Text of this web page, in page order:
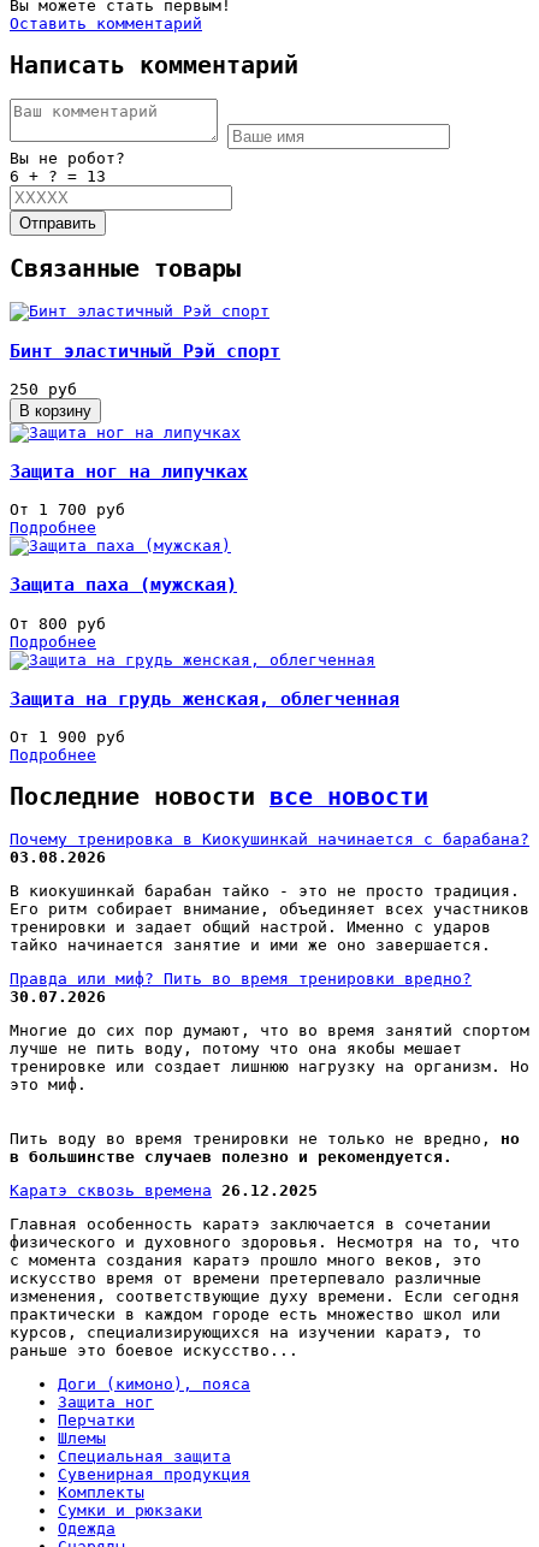
Вы можете стать первым!
Оставить комментарий
Написать комментарий
Вы не робот?
6 + ? = 13
Отправить
Связанные товары
Бинт эластичный Рэй спорт
250 руб
Защита ног на липучках
От 1 700 руб
Подробнее
Защита паха (мужская)
От 800 руб
Подробнее
Защита на грудь женская, облегченная
От 1 900 руб
Подробнее
Последние новости все новости
Почему тренировка в Киокушинкай начинается с барабана?
03.08.2026
В киокушинкай барабан тайко - это не просто традиция.
Его ритм собирает внимание, объединяет всех участников
тренировки и задает общий настрой. Именно с ударов
тайко начинается занятие и ими же оно завершается.
Правда или миф? Пить во время тренировки вредно?
30.07.2026
Многие до сих пор думают, что во время занятий спортом
лучше не пить воду, потому что она якобы мешает
тренировке или создает лишнюю нагрузку на организм. Но
это миф.
Пить воду во время тренировки не только не вредно, но
в большинстве случаев полезно и рекомендуется.
Каратэ сквозь времена 26.12.2025
Главная особенность каратэ заключается в сочетании
физического и духовного здоровья. Несмотря на то, что
с момента создания каратэ прошло много веков, это
искусство время от времени претерпевало различные
изменения, соответствующие духу времени. Если сегодня
практически в каждом городе есть множество школ или
курсов, специализирующихся на изучении каратэ, то
раньше это боевое искусство...
Доги (кимоно), пояса
Защита ног
Перчатки
Шлемы
Специальная защита
Сувенирная продукция
Комплекты
Сумки и рюкзаки
Одежда